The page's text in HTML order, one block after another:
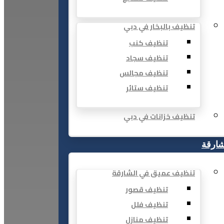
تنظيف بالبخار في دبي
تنظيف كنب
تنظيف سجاد
تنظيف مجالس
تنظيف ستائر
تنظيف خزانات في دبي
تنظيف عميق في الشارقة
تنظيف قصور
تنظيف فلل
تنظيف منازل